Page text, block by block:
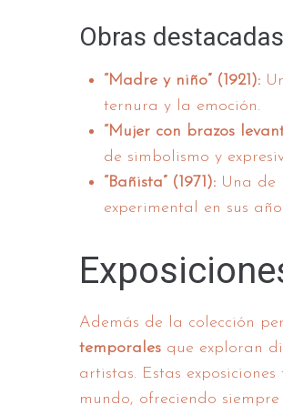
Obras destacadas
“Madre y niño” (1921):
ternura y la emoción.
“Mujer con brazos
de simbolismo y
“Bañista” (1971): Una de
experimental en sus
Además de la colección
temporales que exploran
artistas. Estas
mundo, ofreciendo